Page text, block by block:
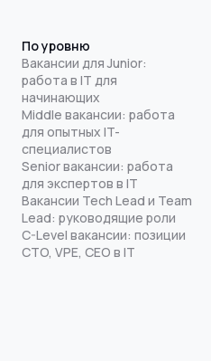
По уровню
Вакансии для Junior:
работа в IT для
начинающих
Middle вакансии: работа
для опытных IT-
специалистов
Senior вакансии: работа
для экспертов в IT
Вакансии Tech Lead и Team
Lead: руководящие роли
C-Level вакансии: позиции
CTO, VPE, CEO в IT